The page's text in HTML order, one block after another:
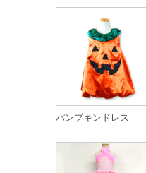
パンプキンドレス